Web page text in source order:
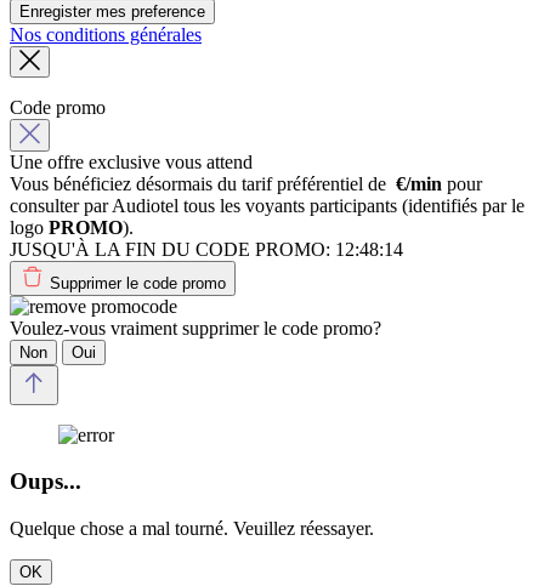
Enregister mes preference
Nos conditions générales
Code promo
Une offre exclusive vous attend
Vous bénéficiez désormais du tarif préférentiel de €/min pour
consulter par Audiotel tous les voyants participants (identifiés par le
logo PROMO).
JUSQU'À LA FIN DU CODE PROMO: 12:48:14
Supprimer le code promo
Voulez-vous vraiment supprimer le code promo?
Non Oui
Oups...
Quelque chose a mal tourné. Veuillez réessayer.
OK